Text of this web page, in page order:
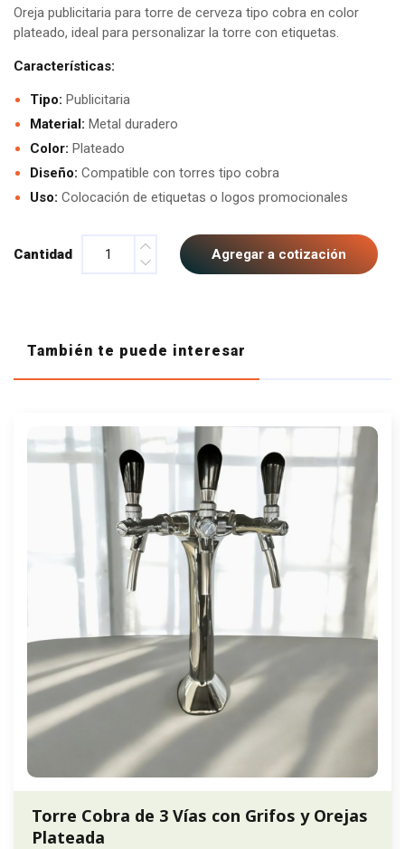
Oreja publicitaria para torre de cerveza tipo cobra en color
plateado, ideal para personalizar la torre con etiquetas.
Características:
Tipo: Publicitaria
Material: Metal duradero
Color: Plateado
Diseño: Compatible con torres tipo cobra
Uso: Colocación de etiquetas o logos promocionales
Cantidad Agregar a cotización
También te puede interesar
Torre Cobra de 3 Vías con Grifos y Orejas
Plateada